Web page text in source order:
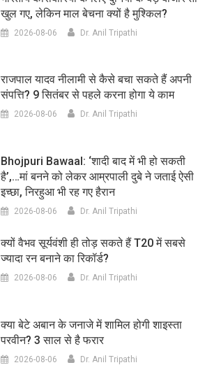
खुल गए, लेकिन माल बेचना क्यों है मुश्किल?
2026-08-06 Dr. Anil Tripathi
राजपाल यादव नीलामी से कैसे बचा सकते हैं अपनी
संपत्ति? 9 सितंबर से पहले करना होगा ये काम
2026-08-06 Dr. Anil Tripathi
Bhojpuri Bawaal: ‘शादी बाद में भी हो सकती
है’,…मां बनने को लेकर आम्रपाली दुबे ने जताई ऐसी
इच्छा, निरहुआ भी रह गए हैरान
2026-08-06 Dr. Anil Tripathi
क्यों वैभव सूर्यवंशी ही तोड़ सकते हैं T20 में सबसे
ज्यादा रन बनाने का रिकॉर्ड?
2026-08-06 Dr. Anil Tripathi
क्या बेटे अबान के जनाजे में शामिल होगी शाइस्ता
परवीन? 3 साल से है फरार
2026-08-06 Dr. Anil Tripathi